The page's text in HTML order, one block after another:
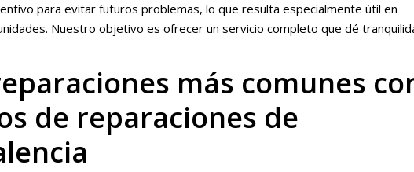
para evitar futuros problemas, lo que resulta especialmente útil en
Nuestro objetivo es ofrecer un servicio completo que dé
más comunes
de reparaciones de